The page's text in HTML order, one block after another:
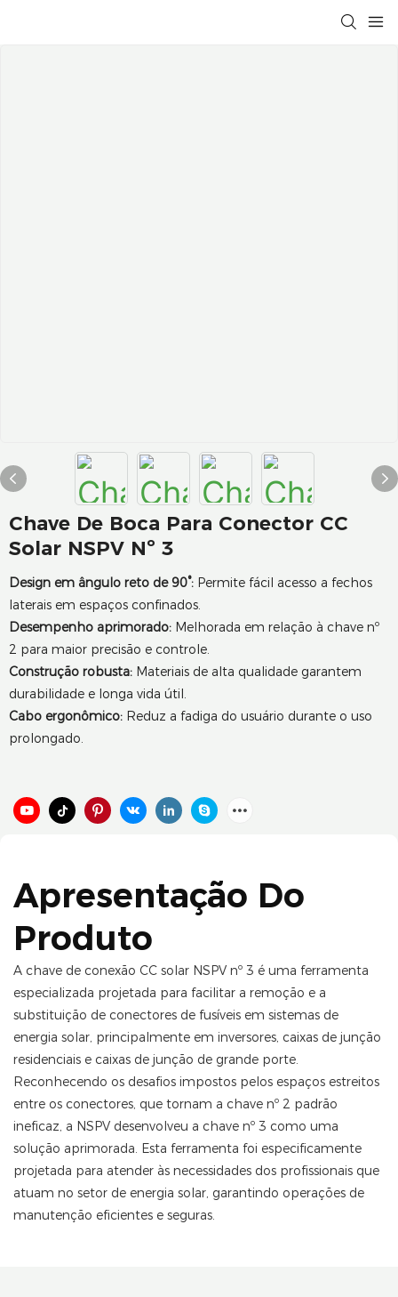
Chave De Boca Para Conector CC
Solar NSPV Nº 3
Design em ângulo reto de 90°: Permite fácil acesso a fechos
laterais em espaços confinados.
Desempenho aprimorado: Melhorada em relação à chave nº
2 para maior precisão e controle.
Construção robusta: Materiais de alta qualidade garantem
durabilidade e longa vida útil.
Cabo ergonômico: Reduz a fadiga do usuário durante o uso
prolongado.
Apresentação Do
Produto
A chave de conexão CC solar NSPV nº 3 é uma ferramenta
especializada projetada para facilitar a remoção e a
substituição de conectores de fusíveis em sistemas de
energia solar, principalmente em inversores, caixas de junção
residenciais e caixas de junção de grande porte.
Reconhecendo os desafios impostos pelos espaços estreitos
entre os conectores, que tornam a chave nº 2 padrão
ineficaz, a NSPV desenvolveu a chave nº 3 como uma
solução aprimorada. Esta ferramenta foi especificamente
projetada para atender às necessidades dos profissionais que
atuam no setor de energia solar, garantindo operações de
manutenção eficientes e seguras.